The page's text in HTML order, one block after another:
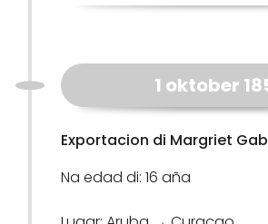
1 oktober
Exportacion di Margriet
Na edad di: 16 aña